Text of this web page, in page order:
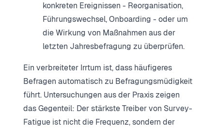
konkreten Ereignissen - Reorganisation,
Führungswechsel, Onboarding - oder um
die Wirkung von Maßnahmen aus der
letzten Jahresbefragung zu überprüfen.
Ein verbreiteter Irrtum ist, dass häufigeres
Befragen automatisch zu Befragungsmüdigkeit
führt. Untersuchungen aus der Praxis zeigen
das Gegenteil: Der stärkste Treiber von Survey-
Fatigue ist nicht die Frequenz, sondern der